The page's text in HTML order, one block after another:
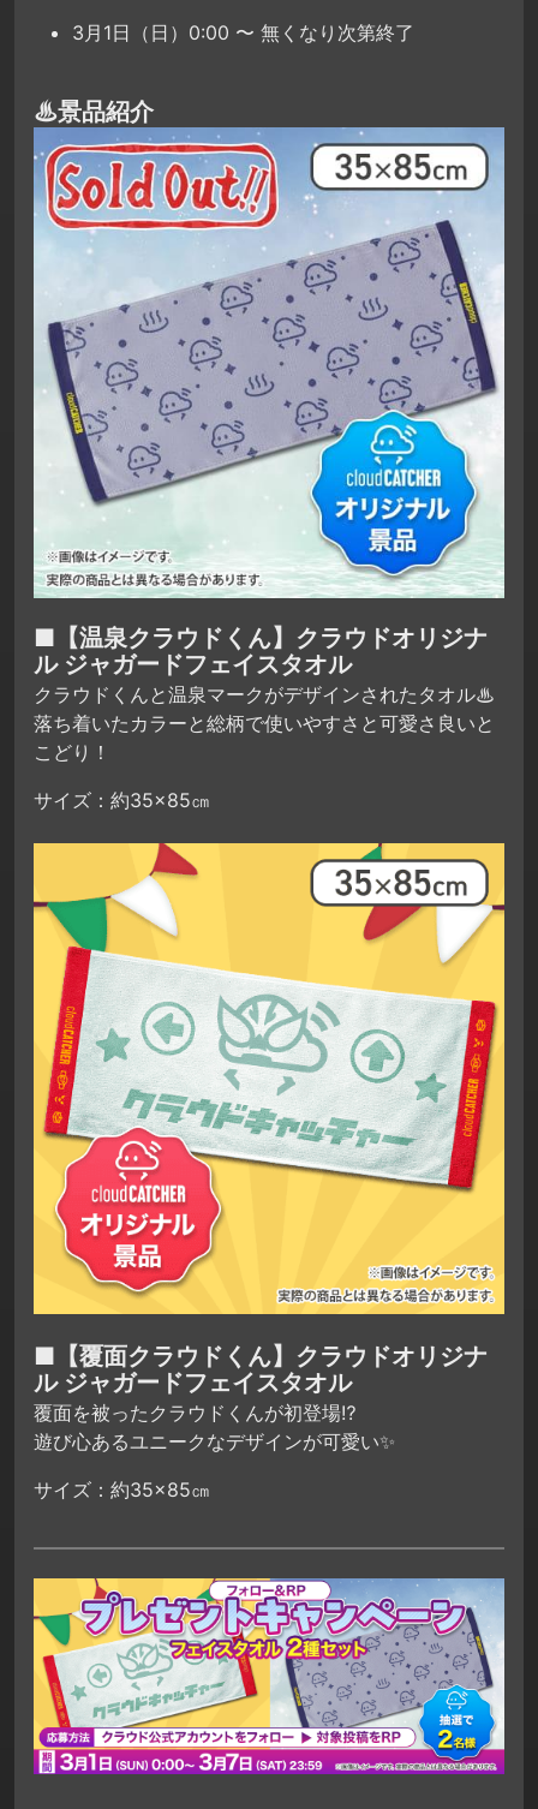
3月1日（日）0:00 〜 無くなり次第終了
♨景品紹介
■【温泉クラウドくん】クラウドオリジナ
ル ジャガードフェイスタオル
クラウドくんと温泉マークがデザインされたタオル♨
落ち着いたカラーと総柄で使いやすさと可愛さ良いと
こどり！
サイズ：約35×85㎝
■【覆面クラウドくん】クラウドオリジナ
ル ジャガードフェイスタオル
覆面を被ったクラウドくんが初登場⁉
遊び心あるユニークなデザインが可愛い✨
サイズ：約35×85㎝